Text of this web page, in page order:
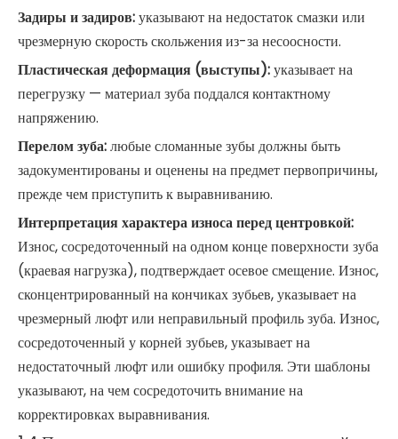
Задиры и задиров:указывают на недостаток смазки или
чрезмерную скорость скольжения из-за несоосности.
Пластическая деформация (выступы):указывает на
перегрузку — материал зуба поддался контактному
напряжению.
Перелом зуба:любые сломанные зубы должны быть
задокументированы и оценены на предмет первопричины,
прежде чем приступить к выравниванию.
Интерпретация характера износа перед центровкой:
Износ, сосредоточенный на одном конце поверхности зуба
(краевая нагрузка), подтверждает осевое смещение. Износ,
сконцентрированный на кончиках зубьев, указывает на
чрезмерный люфт или неправильный профиль зуба. Износ,
сосредоточенный у корней зубьев, указывает на
недостаточный люфт или ошибку профиля. Эти шаблоны
указывают, на чем сосредоточить внимание на
корректировках выравнивания.